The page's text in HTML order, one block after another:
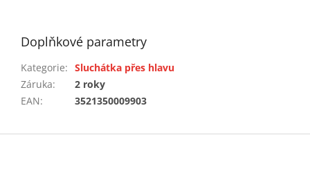
Doplňkové parametry
Kategorie: Sluchátka přes hlavu
Záruka:
2 roky
EAN: 3521350009903
Z